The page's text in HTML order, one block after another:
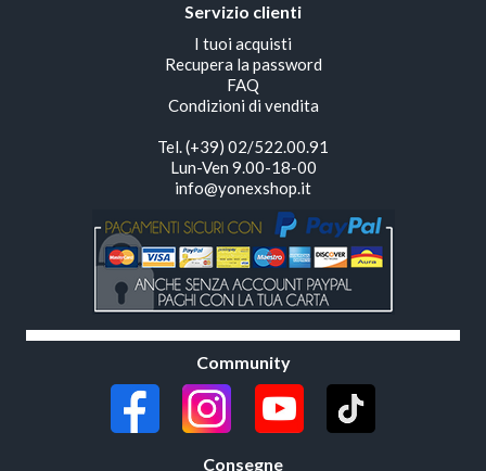
Servizio clienti
I tuoi acquisti
Recupera la password
FAQ
Condizioni di vendita
Tel. (+39) 02/522.00.91
Lun-Ven 9.00-18-00
info@yonexshop.it
Community
Consegne